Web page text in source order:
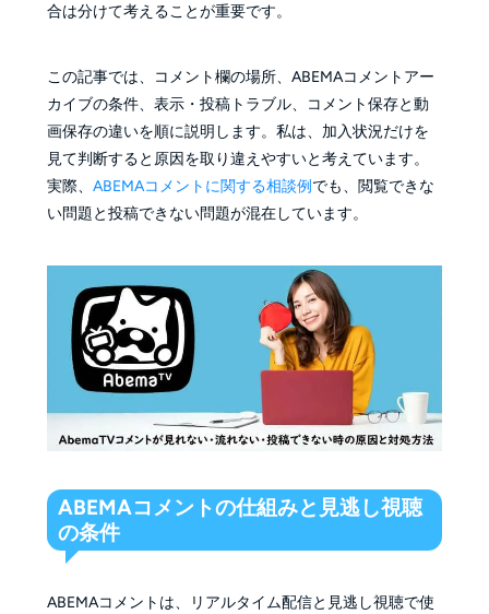
合は分けて考えることが重要です。
この記事では、コメント欄の場所、ABEMAコメントアー
カイブの条件、表示・投稿トラブル、コメント保存と動
画保存の違いを順に説明します。私は、加入状況だけを
見て判断すると原因を取り違えやすいと考えています。
実際、 ABEMAコメントに関する相談例 でも、閲覧できな
い問題と投稿できない問題が混在しています。
ABEMAコメントの仕組みと見逃し視聴
の条件
ABEMAコメントは、リアルタイム配信と見逃し視聴で使